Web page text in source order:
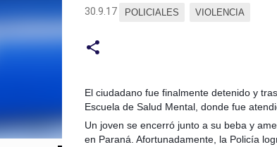
30.9.17 POLICIALES VIOLENCIA
El ciudadano fue finalmente detenido y
Escuela de Salud Mental, donde fue
Un joven se encerró junto a su beba y
en Paraná. Afortunadamente, la Policía